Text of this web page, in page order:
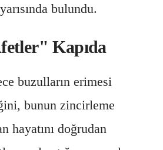
bulundu.
Kapıda
buzulların erimesi
bunun zincirleme
hayatını doğrudan